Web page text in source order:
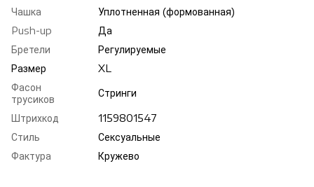
Чашка
Уплотненная (формованная)
Push-up
Да
Бретели
Регулируемые
Размер
XL
Фасон
трусиков
Стринги
Штрихкод
1159801547
Стиль
Сексуальные
Фактура
Кружево